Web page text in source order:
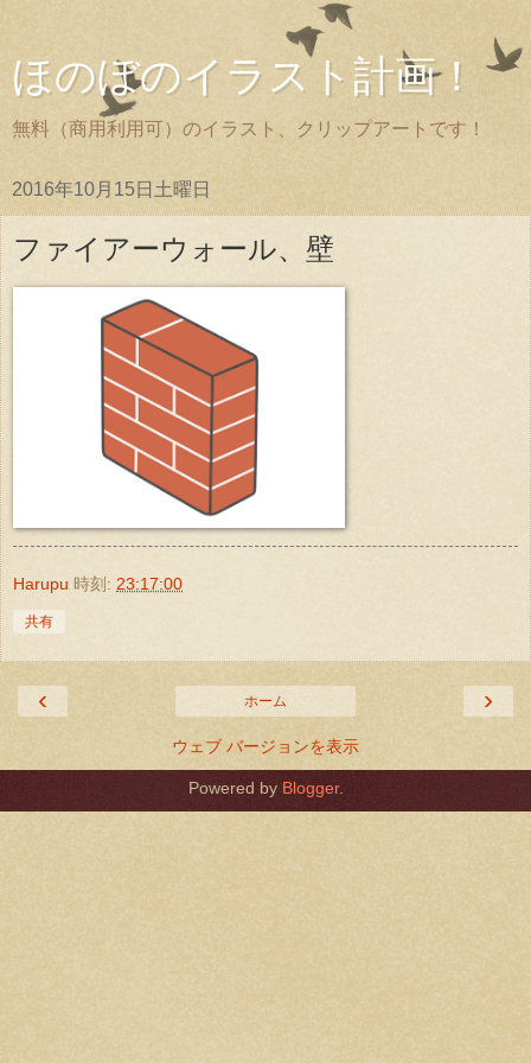
ほのぼのイラスト計画！
無料（商用利用可）のイラスト、クリップアートです！
2016年10月15日土曜日
ファイアーウォール、壁
Harupu 時刻: 23:17:00
共有
‹ ›
ホーム
ウェブ バージョンを表示
Powered by Blogger.